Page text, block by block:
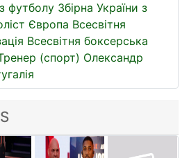
футболу Збірна України з
Європа Всесвітня
Всесвітня боксерська
(спорт) Олександр